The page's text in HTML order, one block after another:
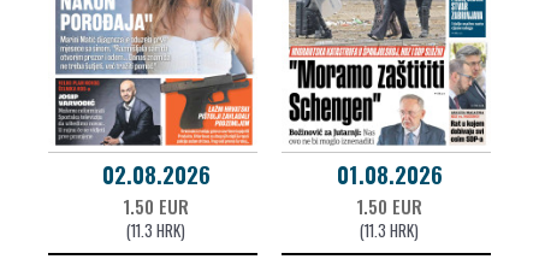
02.08.2026
1.50 EUR
(11.3 HRK)
01.08.2026
1.50 EUR
(11.3 HRK)